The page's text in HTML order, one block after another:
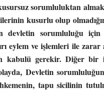
sorumluluktan
kusurlu olup
devletin sorumluluğu
eylem ve işlemleri ile
kabulü gerekir. Diğer bir
Devletin
tapu sicilinin